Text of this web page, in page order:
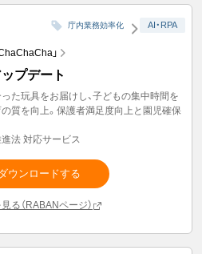
庁内業務効率化 AI・RPA
」
プデート
た玩具をお届けし、子どもの集中時間を
質を向上。保護者満足度向上と園児確保
法 対応サービス
ウンロードする
る（RABANページ）